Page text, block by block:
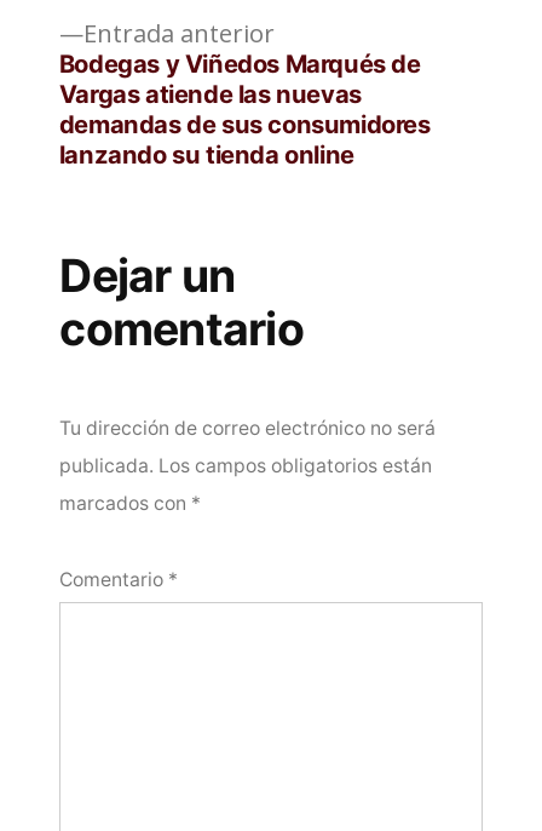
Entrada anteriorEntrada
anterior:
Bodegas y Viñedos Marqués de
Vargas atiende las nuevas
demandas de sus consumidores
lanzando su tienda online
Dejar un
comentario
Tu dirección de correo electrónico no será
publicada. Los campos obligatorios están
marcados con *
Comentario *